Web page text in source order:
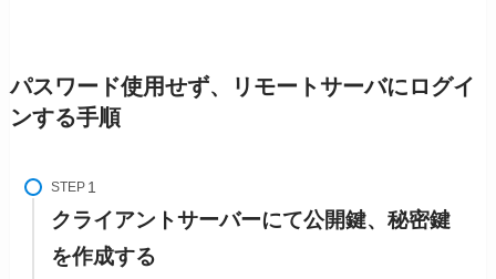
パスワード使用せず、リモートサーバにログイ
ンする手順
STEP
クライアントサーバーにて公開鍵、秘密鍵
を作成する